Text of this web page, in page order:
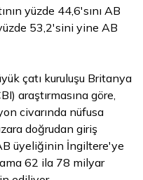
yüzde 44,6'sını AB
53,2'sini yine AB
çatı kuruluşu Britanya
araştırmasına göre,
civarında nüfusa
doğrudan giriş
üyeliğinin İngiltere'ye
62 ila 78 milyar